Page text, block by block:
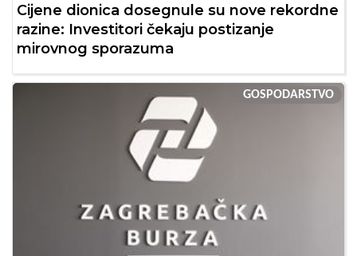
Cijene dionica dosegnule su nove rekordne
razine: Investitori čekaju postizanje
mirovnog sporazuma
GOSPODARSTVO